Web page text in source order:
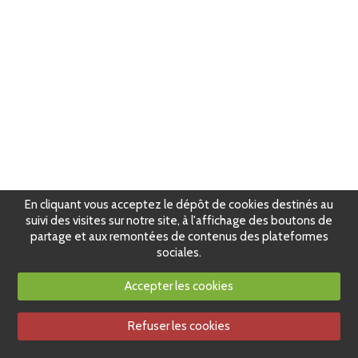
En cliquant vous acceptez le dépôt de cookies destinés au
suivi des visites sur notre site, à l'affichage des boutons de
partage et aux remontées de contenus des plateformes
sociales.
Accepter les cookies
Refuser les cookies